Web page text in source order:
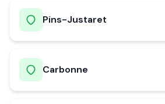
Pins-Justaret
Carbonne